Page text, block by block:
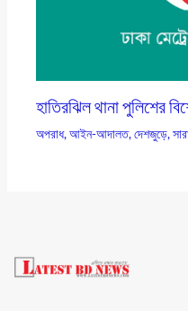
হাতিরঝিল থানা পুলিশের
অপরাধ,আইন-আদালত,দেশজুড়ে,